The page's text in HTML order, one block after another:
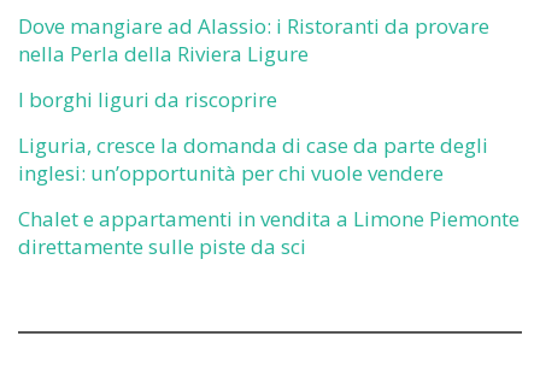
Dove mangiare ad Alassio: i Ristoranti da provare
nella Perla della Riviera Ligure
I borghi liguri da riscoprire
Liguria, cresce la domanda di case da parte degli
inglesi: un’opportunità per chi vuole vendere
Chalet e appartamenti in vendita a Limone Piemonte
direttamente sulle piste da sci